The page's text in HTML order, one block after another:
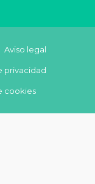
Aviso legal
privacidad
cookies